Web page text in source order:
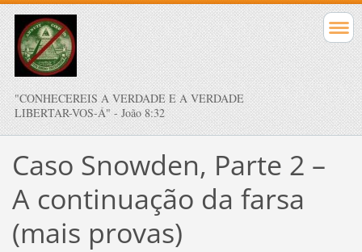
"CONHECEREIS A VERDADE E A VERDADE
LIBERTAR-VOS-Á" - João 8:32
Caso Snowden, Parte 2 –
A continuação da farsa
(mais provas)